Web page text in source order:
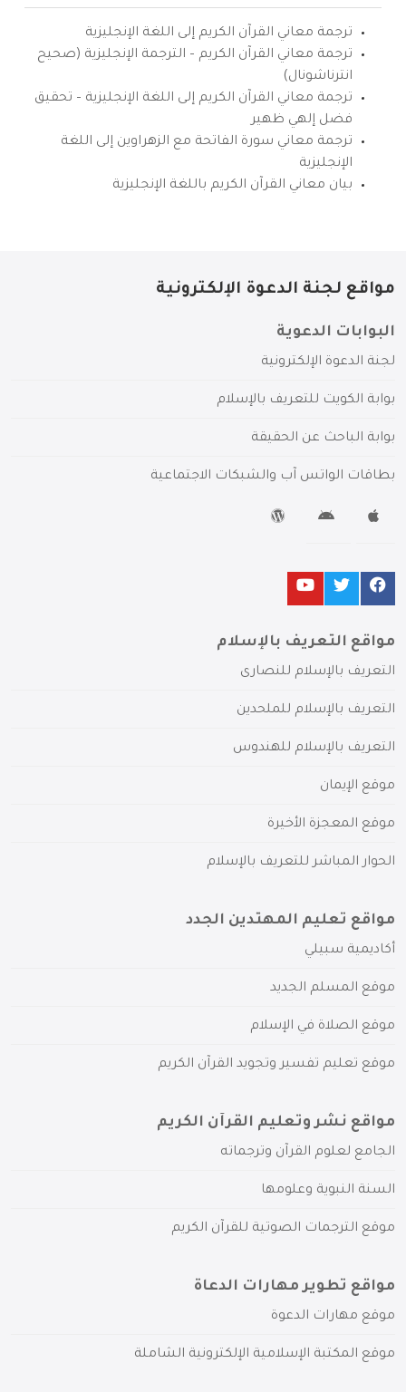
ترجمة معاني القرآن الكريم إلى اللغة الإنجليزية
ترجمة معاني القرآن الكريم – الترجمة الإنجليزية (صحيح
انترناشونال)
ترجمة معاني القرآن الكريم إلى اللغة الإنجليزية – تحقيق
فضل إلهي ظهير
ترجمة معاني سورة الفاتحة مع الزهراوين إلى اللغة
الإنجليزية
بيان معاني القرآن الكريم باللغة الإنجليزية
مواقع لجنة الدعوة الإلكترونية
البوابات الدعوية
لجنة الدعوة الإلكترونية
بوابة الكويت للتعريف بالإسلام
بوابة الباحث عن الحقيقة
بطاقات الواتس آب والشبكات الاجتماعية
مواقع التعريف بالإسلام
التعريف بالإسلام للنصارى
التعريف بالإسلام للملحدين
التعريف بالإسلام للهندوس
موقع الإيمان
موقع المعجزة الأخيرة
الحوار المباشر للتعريف بالإسلام
مواقع تعليم المهتدين الجدد
أكاديمية سبيلي
موقع المسلم الجديد
موقع الصلاة في الإسلام
موقع تعليم تفسير وتجويد القرآن الكريم
مواقع نشر وتعليم القرآن الكريم
الجامع لعلوم القرآن وترجماته
السنة النبوية وعلومها
موقع الترجمات الصوتية للقرآن الكريم
مواقع تطوير مهارات الدعاة
موقع مهارات الدعوة
موقع المكتبة الإسلامية الإلكترونية الشاملة